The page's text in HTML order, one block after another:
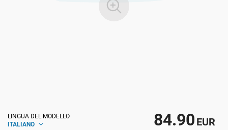
Laboratori
LINGUA DEL MODELLO
ITALIANO
84.90 EUR